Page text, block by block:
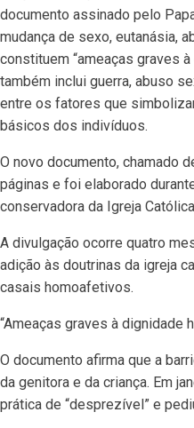
documento assinado pelo
mudança de sexo, eutanásia,
constituem “ameaças graves
também inclui guerra, abuso
entre os fatores que
básicos dos indivíduos.
O novo documento, chamado
páginas e foi elaborado
conservadora da Igreja
A divulgação ocorre quatro
adição às doutrinas da igreja
casais homoafetivos.
“Ameaças graves à dignidade
O documento afirma que a
da genitora e da criança. Em
prática de “desprezível” e